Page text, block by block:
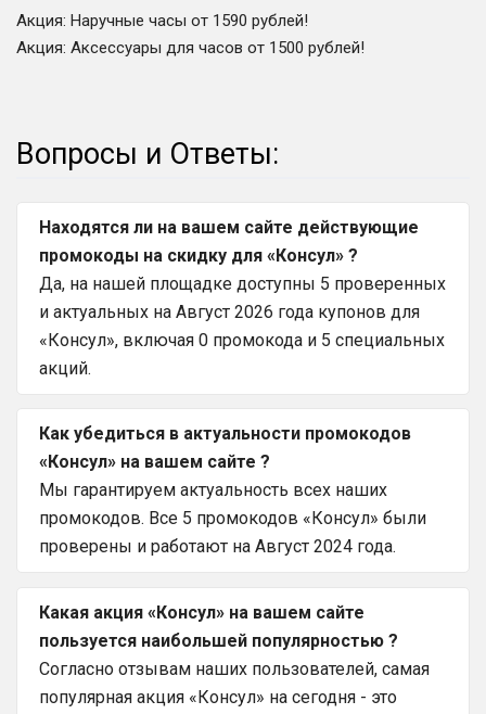
Акция: Наручные часы от 1590 рублей!
Акция: Аксессуары для часов от 1500 рублей!
Вопросы и Ответы:
Находятся ли на вашем сайте действующие
промокоды на скидку для «Консул» ?
Да, на нашей площадке доступны 5 проверенных
и актуальных на Август 2026 года купонов для
«Консул», включая 0 промокода и 5 специальных
акций.
Как убедиться в актуальности промокодов
«Консул» на вашем сайте ?
Мы гарантируем актуальность всех наших
промокодов. Все 5 промокодов «Консул» были
проверены и работают на Август 2024 года.
Какая акция «Консул» на вашем сайте
пользуется наибольшей популярностью ?
Согласно отзывам наших пользователей, самая
популярная акция «Консул» на сегодня - это